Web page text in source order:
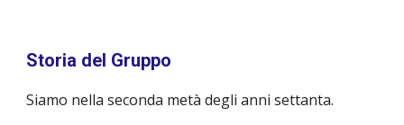
Storia del Gruppo
Siamo nella seconda metà degli anni settanta.